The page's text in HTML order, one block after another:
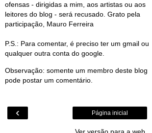
ofensas - dirigidas a mim, aos artistas ou aos
leitores do blog - será recusado. Grato pela
participação, Mauro Ferreira
P.S.: Para comentar, é preciso ter um gmail ou
qualquer outra conta do google.
Observação: somente um membro deste blog
pode postar um comentário.
‹ Página inicial